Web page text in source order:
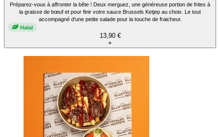
Préparez-vous à affronter la bête ! Deux merguez, une généreuse portion de frites à
la graisse de bœuf et pour finir votre sauce Brussels Ketjep au choix. Le tout
accompagné d'une petite salade pour la touche de fraicheur.
Halal
13,90 €
+